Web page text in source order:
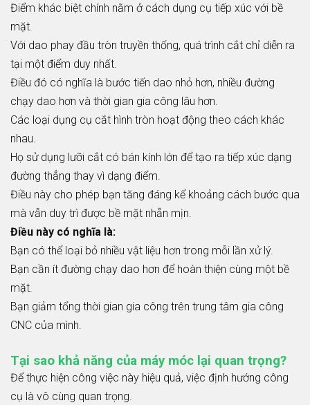
Điểm khác biệt chính nằm ở cách dụng cụ tiếp xúc với bề
mặt.
Với dao phay đầu tròn truyền thống, quá trình cắt chỉ diễn ra
tại một điểm duy nhất.
Điều đó có nghĩa là bước tiến dao nhỏ hơn, nhiều đường
chạy dao hơn và thời gian gia công lâu hơn.
Các loại dụng cụ cắt hình tròn hoạt động theo cách khác
nhau.
Họ sử dụng lưỡi cắt có bán kính lớn để tạo ra tiếp xúc dạng
đường thẳng thay vì dạng điểm.
Điều này cho phép bạn tăng đáng kể khoảng cách bước qua
mà vẫn duy trì được bề mặt nhẵn mịn.
Điều này có nghĩa là:
Bạn có thể loại bỏ nhiều vật liệu hơn trong mỗi lần xử lý.
Bạn cần ít đường chạy dao hơn để hoàn thiện cùng một bề
mặt.
Bạn giảm tổng thời gian gia công trên trung tâm gia công
CNC của mình.
Tại sao khả năng của máy móc lại quan trọng?
Để thực hiện công việc này hiệu quả, việc định hướng công
cụ là vô cùng quan trọng.